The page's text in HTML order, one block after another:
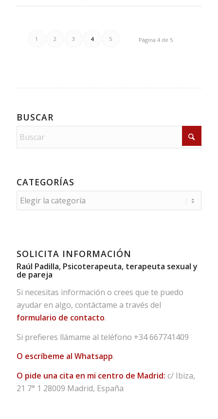
Página 4 de 5
1 2 3 4 5
BUSCAR
CATEGORÍAS
Categorías
SOLICITA INFORMACIÓN
Raúl Padilla, Psicoterapeuta, terapeuta sexual y
de pareja
Si necesitas información o crees que te puedo
ayudar en algo, contáctame a través del
formulario de contacto.
Si prefieres llámame al teléfono +34 667741409
O escríbeme al Whatsapp.
O pide una cita en mi centro de Madrid: c/ Ibiza,
21 7° 1 28009 Madrid, España